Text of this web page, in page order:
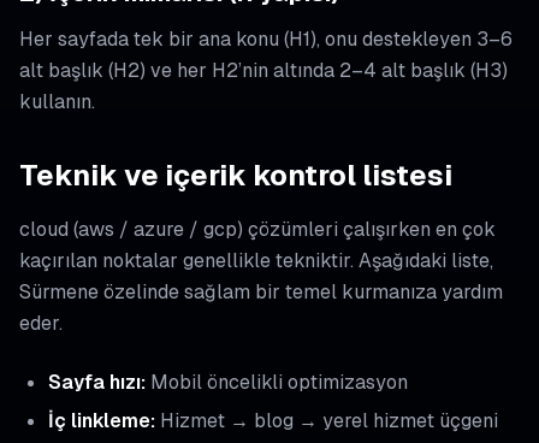
Her sayfada tek bir ana konu (H1), onu destekleyen 3–6
alt başlık (H2) ve her H2’nin altında 2–4 alt başlık (H3)
kullanın.
Teknik ve içerik kontrol listesi
cloud (aws / azure / gcp) çözümleri çalışırken en çok
kaçırılan noktalar genellikle tekniktir. Aşağıdaki liste,
Sürmene özelinde sağlam bir temel kurmanıza yardım
eder.
Sayfa hızı: Mobil öncelikli optimizasyon
İç linkleme: Hizmet → blog → yerel hizmet üçgeni